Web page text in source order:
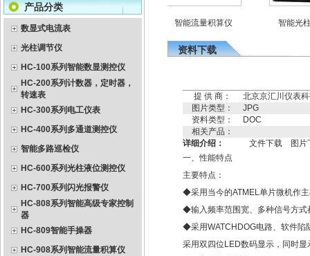
产品分类
数显式电流表
光柱调节仪
HC-100系列智能数显测控仪
HC-200系列计数器，定时器，
转速表
HC-300系列电工仪表
HC-400系列多通道测控仪
智能多路巡检仪
HC-600系列光柱液位测控仪
HC-700系列闪光报警仪
HC-808系列智能高级专家控制
器
HC-809智能手操器
HC-908系列智能流量积算仪
巡检仪 彩色无纸记录仪 智能流量积算仪 智能光柱
资料下载
提 供 商：
北京京汇川仪表
图片类型：
JPG
资料类型：
DOC
相关产品：
详细介绍：
文件下载
图片
一、性能特点
主要特点：
◆采用当今的ATMEL单片微机作
◆输入频率范围宽、多种信号方式
◆采用WATCHDOG电路、软件陷
采用双四位LED数码显示，同时